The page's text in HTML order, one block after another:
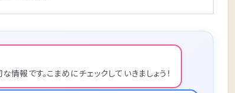
報です。こまめにチェックしていきましょう！